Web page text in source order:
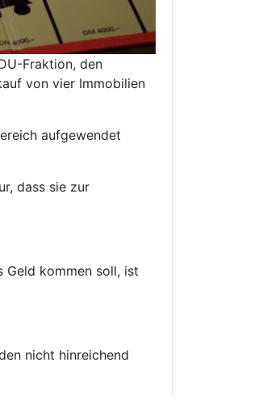
Fraktion, den
von vier Immobilien
aufgewendet
dass sie zur
Geld kommen soll, ist
nicht hinreichend